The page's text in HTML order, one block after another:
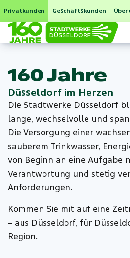
Privatkunden Geschäftskunden Über
160 Jahre
Düsseldorf im Herzen
Die Stadtwerke Düsseldorf
lange, wechselvolle und
Die Versorgung einer
sauberem Trinkwasser,
von Beginn an eine Aufgabe
Verantwortung und stetig
Anforderungen.
Kommen Sie mit auf eine
– aus Düsseldorf, für
Region.